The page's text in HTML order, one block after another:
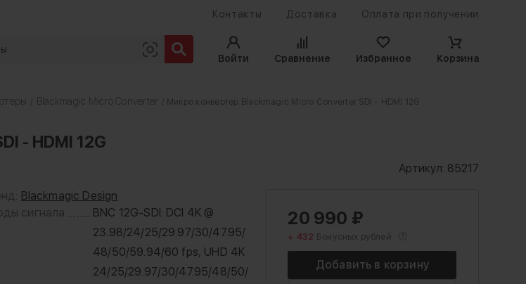
Контакты Доставка Оплата при получении
Войти
Сравнение Избранное Корзина
Blackmagic Micro Converter / Микро конвертер Blackmagic Micro Converter SDI - HDMI 12G
- HDMI 12G
Артикул: 85217
Blackmagic Design
сигнала
BNC 12G-SDI: DCI 4K @
23.98/24/25/29.97/30/47.95/
48/50/59.94/60 fps, UHD 4K
24/25/29.97/30/47.95/48/50/
20 990 ₽
+ 432 Бонусных рублей